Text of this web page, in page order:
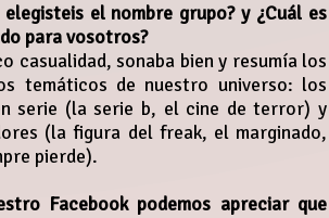
elegisteis el nombre grupo? y ¿Cuál es
para vosotros?
casualidad, sonaba bien y resumía los
temáticos de nuestro universo: los
serie (la serie b, el cine de terror) y
(la figura del freak, el marginado,
pierde).
Facebook podemos apreciar que